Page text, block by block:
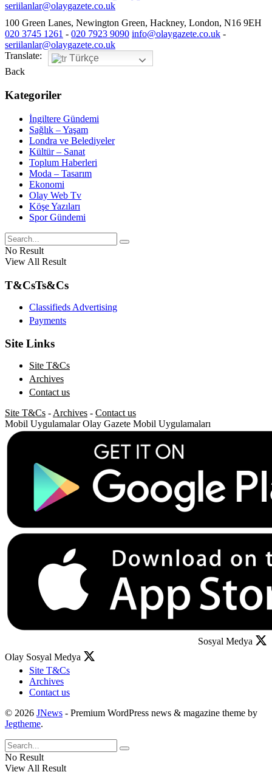
seriilanlar@olaygazete.co.uk
100 Green Lanes, Newington Green, Hackney, London, N16 9EH
020 3745 1261 - 020 7923 9090 info@olaygazete.co.uk -
seriilanlar@olaygazete.co.uk
Translate:
Türkçe
Back
Kategoriler
İngiltere Gündemi
Sağlık – Yaşam
Londra ve Belediyeler
Kültür – Sanat
Toplum Haberleri
Moda – Tasarım
Ekonomi
Olay Web Tv
Köşe Yazıları
Spor Gündemi
No Result
View All Result
T&CsTs&Cs
Classifieds Advertising
Payments
Site Links
Site T&Cs
Archives
Contact us
Site T&Cs - Archives - Contact us
Mobil Uygulamalar Olay Gazete Mobil Uygulamaları
Sosyal Medya
Olay Sosyal Medya
Site T&Cs
Archives
Contact us
© 2026 JNews - Premium WordPress news & magazine theme by
Jegtheme.
No Result
View All Result